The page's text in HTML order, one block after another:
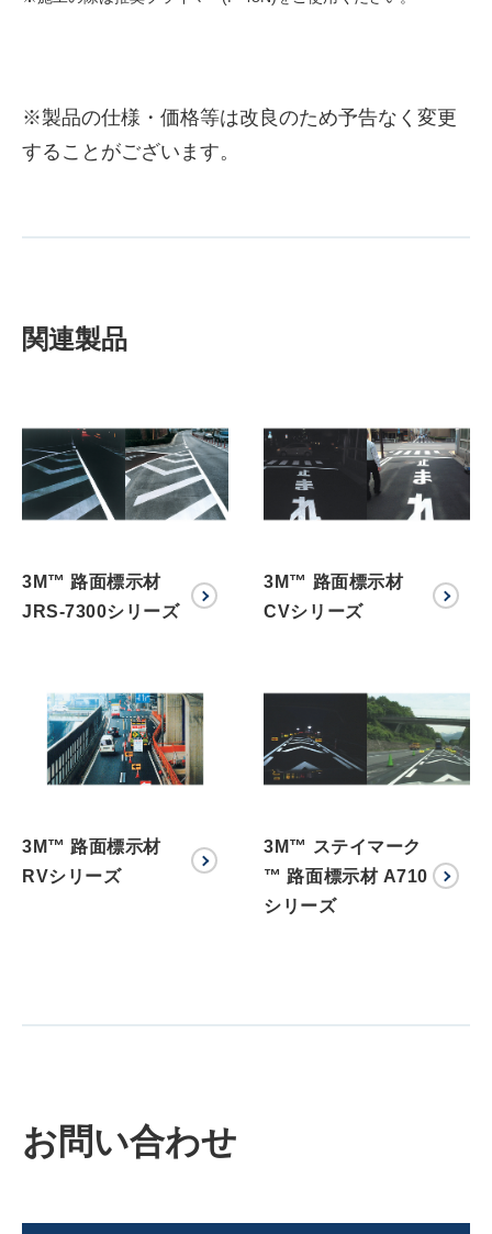
※製品の仕様・価格等は改良のため予告なく変更
することがございます。
関連製品
3M™ 路面標示材
JRS-7300シリーズ
3M™ 路面標示材
CVシリーズ
3M™ 路面標示材
RVシリーズ
3M™ ステイマーク
™ 路面標示材 A710
シリーズ
お問い合わせ